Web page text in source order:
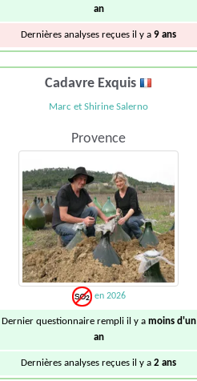
an
Dernières analyses reçues il y a9 ans
Cadavre Exquis
Marc et Shirine Salerno
Provence
en 2026
Dernier questionnaire rempli il y a moins d'un
an
Dernières analyses reçues il y a2 ans